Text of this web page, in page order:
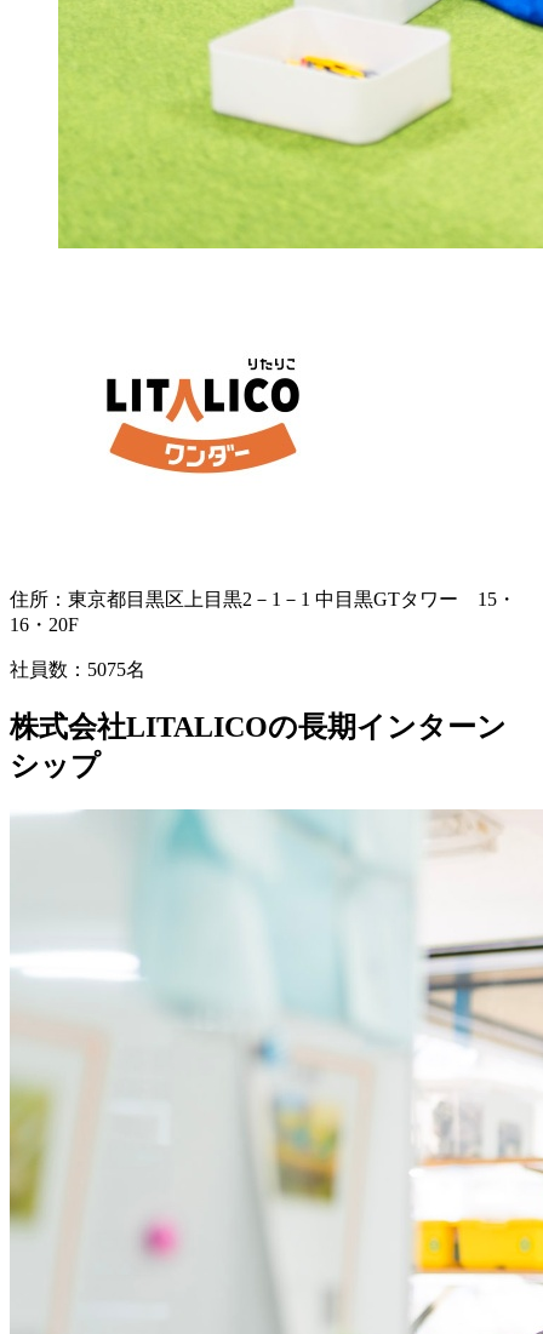
住所： 東京都目黒区上目黒2－1－1 中目黒GTタワー 15・
16・20F
社員数： 5075名
株式会社LITALICOの長期インターン
シップ